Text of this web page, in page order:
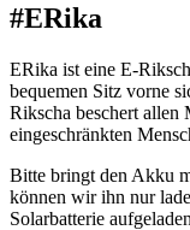
#ERika
ERika ist eine E-
bequemen Sitz vorne
Rikscha beschert allen
eingeschränkten
Bitte bringt den Akku
können wir ihn nur
Solarbatterie